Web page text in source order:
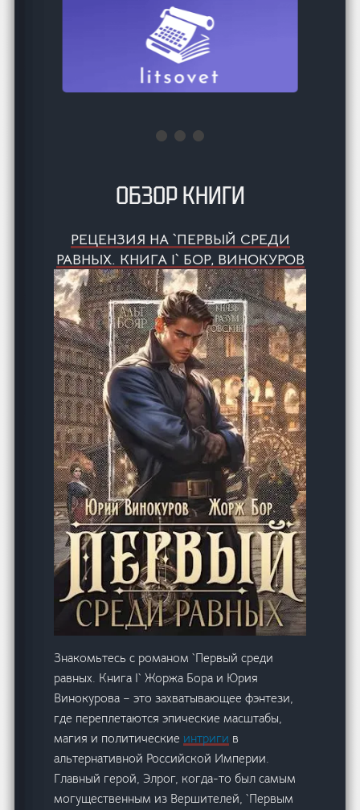
ОБЗОР КНИГИ
РЕЦЕНЗИЯ НА `ПЕРВЫЙ СРЕДИ
РАВНЫХ. КНИГА I` БОР, ВИНОКУРОВ
Знакомьтесь с романом `Первый среди
равных. Книга I` Жоржа Бора и Юрия
Винокурова – это захватывающее фэнтези,
где переплетаются эпические масштабы,
магия и политические интриги в
альтернативной Российской Империи.
Главный герой, Элрог, когда-то был самым
могущественным из Вершителей, `Первым